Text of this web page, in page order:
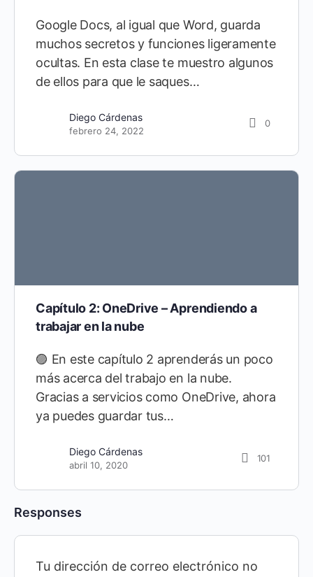
Google Docs, al igual que Word, guarda
muchos secretos y funciones ligeramente
ocultas. En esta clase te muestro algunos
de ellos para que le saques…
Diego Cárdenas
febrero 24, 2022
0
Capítulo 2: OneDrive – Aprendiendo a
trabajar en la nube
🟣 En este capítulo 2 aprenderás un poco
más acerca del trabajo en la nube.
Gracias a servicios como OneDrive, ahora
ya puedes guardar tus…
Diego Cárdenas
abril 10, 2020
101
Responses
Tu dirección de correo electrónico no